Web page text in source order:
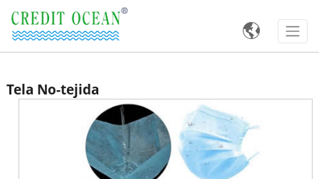

Tela No-tejida